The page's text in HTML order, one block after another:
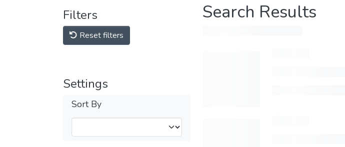
Filters
Reset filters
Settings
Sort By
Search Results